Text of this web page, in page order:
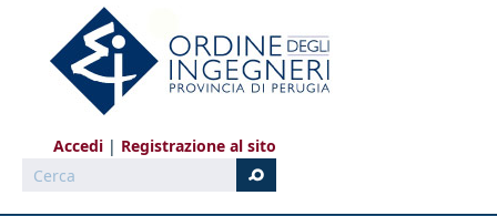
Salta al contenuto principale
Accedi
Registrazione al sito
Cerca